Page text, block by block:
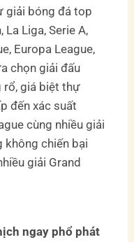
giải bóng đá top
Liga, Serie A,
Europa League,
chọn giải đấu
rổ, giá biệt thự
đến xác suất
cùng nhiều giải
không chiến bại
giải Grand
ngay phổ phát